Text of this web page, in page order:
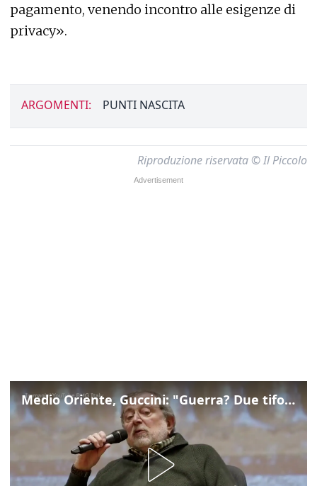
pagamento, venendo incontro alle esigenze di
privacy».
ARGOMENTI: PUNTI NASCITA
Riproduzione riservata © Il Piccolo
Medio Oriente, Guccini: "Guerra? Due tifoserie che si urlano contro e dimenticano vittime"